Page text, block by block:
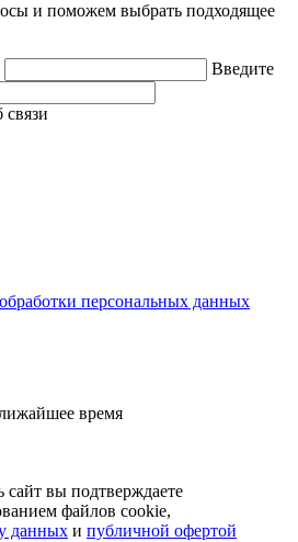
и поможем выбрать подходящее
Введите
обработки персональных данных
время
сайт вы подтверждаете
файлов cookie,
данных и публичной офертой